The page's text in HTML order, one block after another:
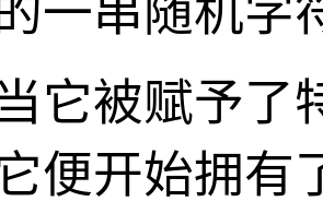
一串随机字
它被赋予了
便开始拥有